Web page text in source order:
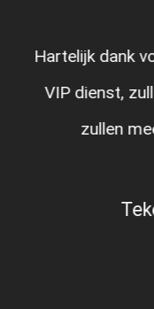
Hartelijk dank
VIP dienst,
zullen